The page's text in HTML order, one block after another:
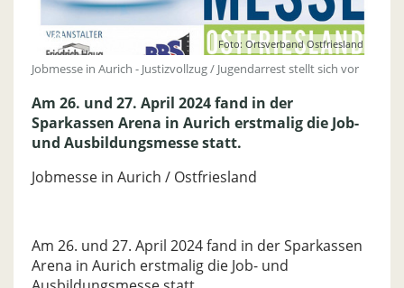
Foto: Ortsverband Ostfriesland
Jobmesse in Aurich - Justizvollzug / Jugendarrest stellt sich vor
Am 26. und 27. April 2024 fand in der
Sparkassen Arena in Aurich erstmalig die Job-
und Ausbildungsmesse statt.
Jobmesse in Aurich / Ostfriesland
Am 26. und 27. April 2024 fand in der Sparkassen
Arena in Aurich erstmalig die Job- und